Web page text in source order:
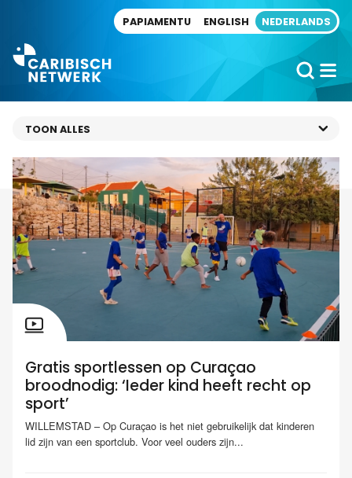
PAPIAMENTU ENGLISH NEDERLANDS
Gratis sportlessen op Curaçao
broodnodig: ‘Ieder kind heeft recht op
sport’
WILLEMSTAD – Op Curaçao is het niet gebruikelijk dat kinderen
lid zijn van een sportclub. Voor veel ouders zijn...